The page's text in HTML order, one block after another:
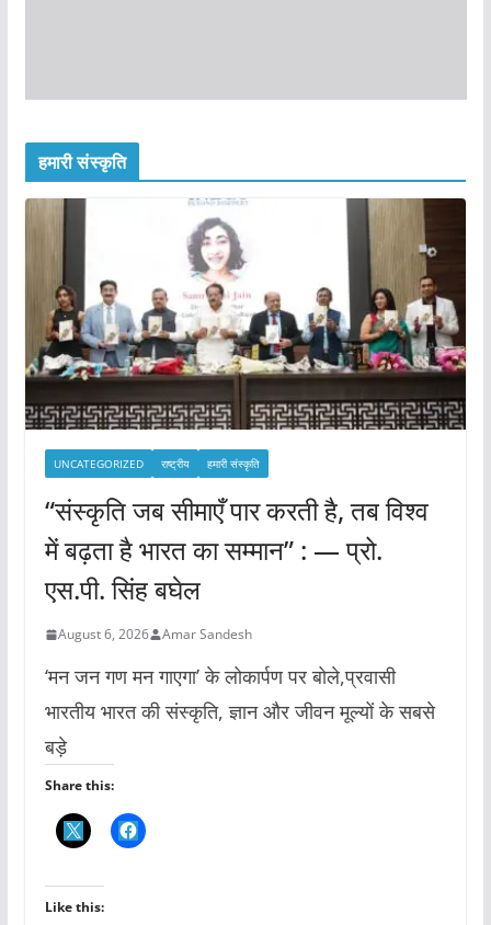
हमारी संस्कृति
UNCATEGORIZED राष्ट्रीय हमारी संस्कृति
“संस्कृति जब सीमाएँ पार करती है, तब विश्व
में बढ़ता है भारत का सम्मान” : — प्रो.
एस.पी. सिंह बघेल
August 6, 2026 Amar Sandesh
‘मन जन गण मन गाएगा’ के लोकार्पण पर बोले,प्रवासी
भारतीय भारत की संस्कृति, ज्ञान और जीवन मूल्यों के सबसे
बड़े
Share this:
Like this: